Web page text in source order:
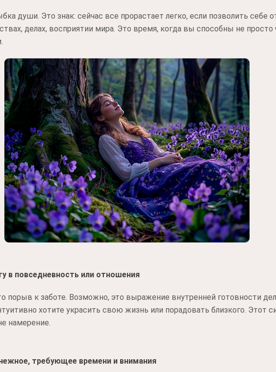
души. Это знак: сейчас все прорастает легко, если позволить себе
делах, восприятии мира. Это время, когда вы способны не просто
в повседневность или отношения
порыв к заботе. Возможно, это выражение внутренней готовности
хотите украсить свою жизнь или порадовать близкого. Этот
намерение.
требующее времени и внимания